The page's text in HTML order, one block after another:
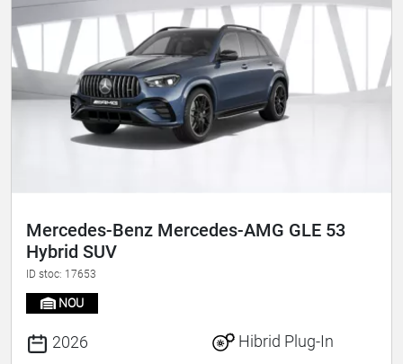
Mercedes-Benz Mercedes-AMG GLE 53
Hybrid SUV
ID stoc: 17653
NOU
2026
Hibrid Plug-In